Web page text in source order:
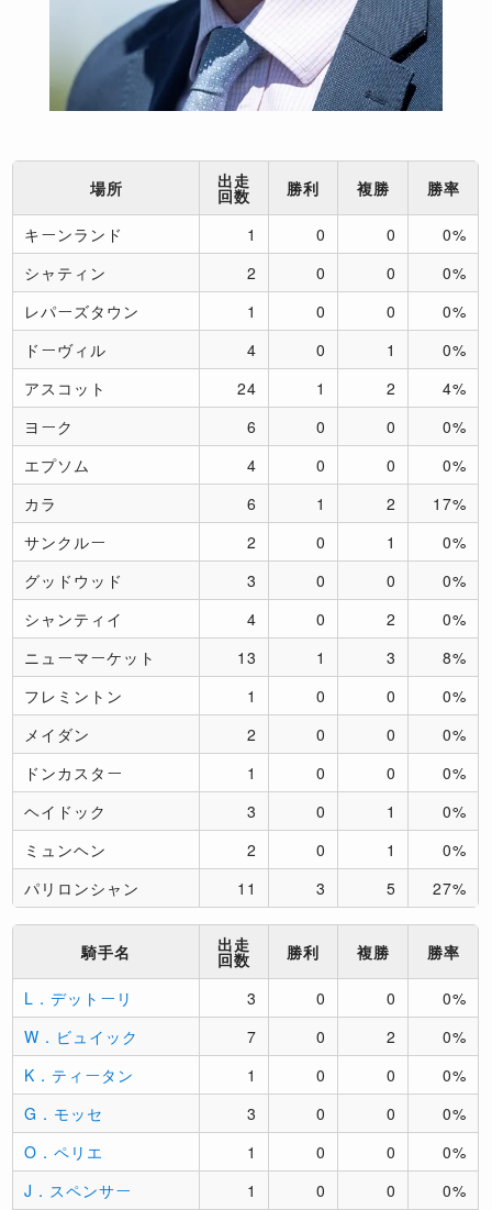
場所 出走
回数 勝利 複勝 勝率
キーンランド 1 0 0
0%
シャティン
2 0 0
0%
レパーズタウン
1 0 0
0%
ドーヴィル
4 0 1
0%
アスコット
24 1 2
4%
ヨーク
6 0 0
0%
エプソム
4 0 0
0%
カラ
6 1 2
17%
サンクルー
2 0 1
0%
グッドウッド
3 0 0
0%
シャンティイ
4 0 2
0%
ニューマーケット
13 1 3
8%
フレミントン
1 0 0
0%
メイダン
2 0 0
0%
ドンカスター
1 0 0
0%
ヘイドック
3 0 1
0%
ミュンヘン
2 0 1
0%
パリロンシャン
11 3 5 27%
騎手名 出走
回数 勝利 複勝 勝率
L．デットーリ 3 0 0
0%
W．ビュイック
7 0 2
0%
K．ティータン
1 0 0
0%
G．モッセ
3 0 0
0%
O．ペリエ
1 0 0
0%
J．スペンサー
1 0 0 0%